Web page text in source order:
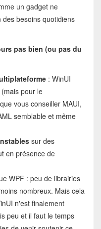
un gadget ne
besoins quotidiens
pas bien (ou pas du
: WinUI
pour le
vous conseiller MAUI,
semblable et même
sur des
en présence de
WPF : peu de librairies
nombreux. Mais cela
n'est finalement
peu et il faut le temps